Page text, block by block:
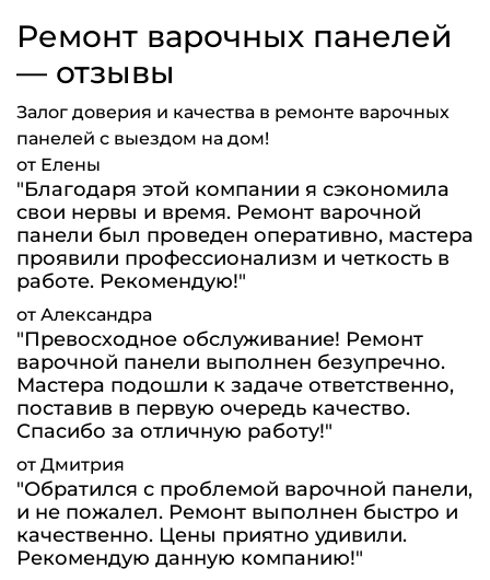
Ремонт варочных панелей
— отзывы
Залог доверия и качества в ремонте варочных
панелей с выездом на дом!
от Елены
"Благодаря этой компании я сэкономила
свои нервы и время. Ремонт варочной
панели был проведен оперативно, мастера
проявили профессионализм и четкость в
работе. Рекомендую!"
от Александра
"Превосходное обслуживание! Ремонт
варочной панели выполнен безупречно.
Мастера подошли к задаче ответственно,
поставив в первую очередь качество.
Спасибо за отличную работу!"
от Дмитрия
"Обратился с проблемой варочной панели,
и не пожалел. Ремонт выполнен быстро и
качественно. Цены приятно удивили.
Рекомендую данную компанию!"